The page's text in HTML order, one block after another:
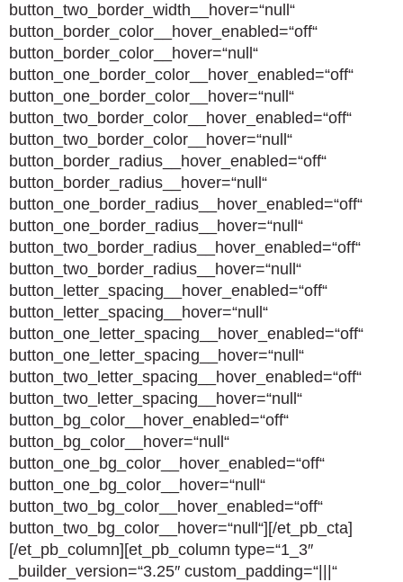
button_two_border_width__hover=“null“
button_border_color__hover_enabled=“off“
button_border_color__hover=“null“
button_one_border_color__hover_enabled=“off“
button_one_border_color__hover=“null“
button_two_border_color__hover_enabled=“off“
button_two_border_color__hover=“null“
button_border_radius__hover_enabled=“off“
button_border_radius__hover=“null“
button_one_border_radius__hover_enabled=“off“
button_one_border_radius__hover=“null“
button_two_border_radius__hover_enabled=“off“
button_two_border_radius__hover=“null“
button_letter_spacing__hover_enabled=“off“
button_letter_spacing__hover=“null“
button_one_letter_spacing__hover_enabled=“off“
button_one_letter_spacing__hover=“null“
button_two_letter_spacing__hover_enabled=“off“
button_two_letter_spacing__hover=“null“
button_bg_color__hover_enabled=“off“
button_bg_color__hover=“null“
button_one_bg_color__hover_enabled=“off“
button_one_bg_color__hover=“null“
button_two_bg_color__hover_enabled=“off“
button_two_bg_color__hover=“null“][/et_pb_cta]
[/et_pb_column][et_pb_column type=“1_3″
_builder_version=“3.25″ custom_padding=“|||“